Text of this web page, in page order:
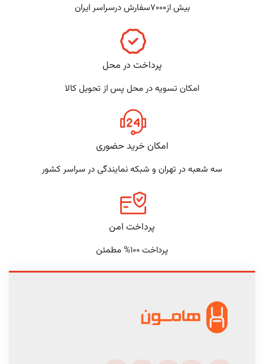
بیش از7000سفارش درسراسر ایران
پرداخت در محل
امکان تسویه در محل پس از تحویل کالا
امکان خرید حضوری
سه شعبه در تهران و شبکه نمایندگی در سراسر کشور
پرداخت امن
پرداخت 100% مطمئن